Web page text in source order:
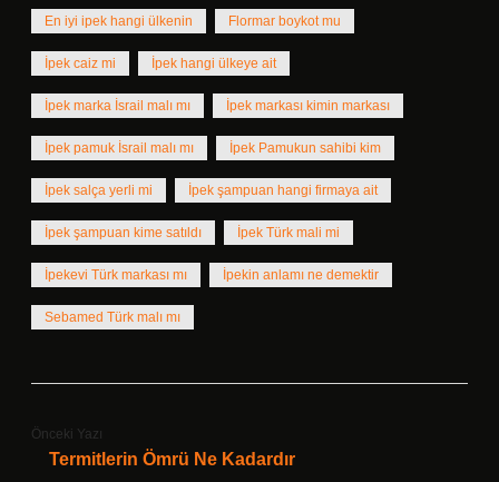
En iyi ipek hangi ülkenin Flormar boykot mu
İpek caiz mi İpek hangi ülkeye ait
İpek marka İsrail malı mı İpek markası kimin markası
İpek pamuk İsrail malı mı İpek Pamukun sahibi kim
İpek salça yerli mi İpek şampuan hangi firmaya ait
İpek şampuan kime satıldı İpek Türk mali mi
İpekevi Türk markası mı İpekin anlamı ne demektir
Sebamed Türk malı mı
Önceki Yazı
Termitlerin Ömrü Ne Kadardır